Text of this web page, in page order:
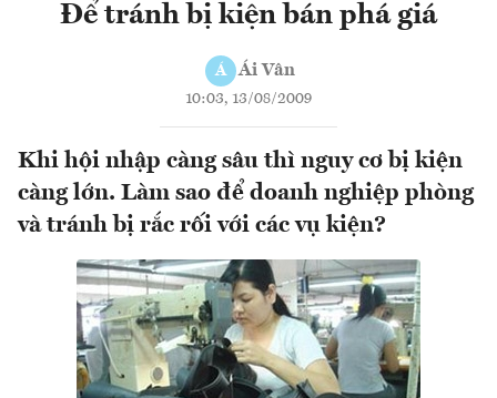
Để tránh bị kiện bán phá giá
Á Ái Vân
10:03, 13/08/2009
Khi hội nhập càng sâu thì nguy cơ bị kiện
càng lớn. Làm sao để doanh nghiệp phòng
và tránh bị rắc rối với các vụ kiện?